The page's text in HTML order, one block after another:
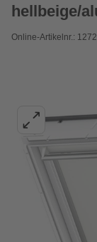
hellbeige/
Online-Artikelnr.: